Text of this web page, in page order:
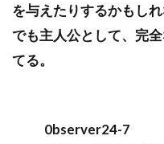
を与えたりするかもしれ
でも主人公として、完
てる。
0bserver24-7